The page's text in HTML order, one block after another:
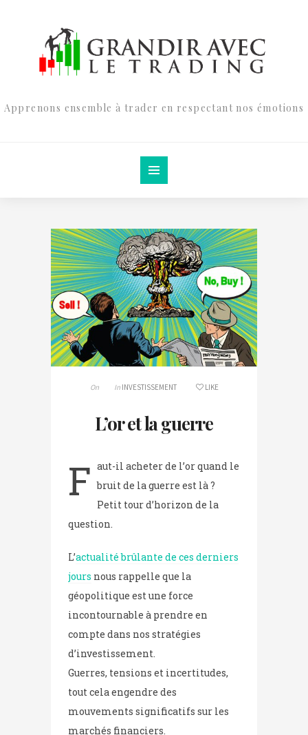
Apprenons ensemble à trader en respectant nos émotions
On In INVESTISSEMENT LIKE
L’or et la guerre
F aut-il acheter de l’or quand le
bruit de la guerre est là ?
Petit tour d’horizon de la
question.
L’actualité brûlante de ces derniers
jours nous rappelle que la
géopolitique est une force
incontournable à prendre en
compte dans nos stratégies
d’investissement.
Guerres, tensions et incertitudes,
tout cela engendre des
mouvements significatifs sur les
marchés financiers.